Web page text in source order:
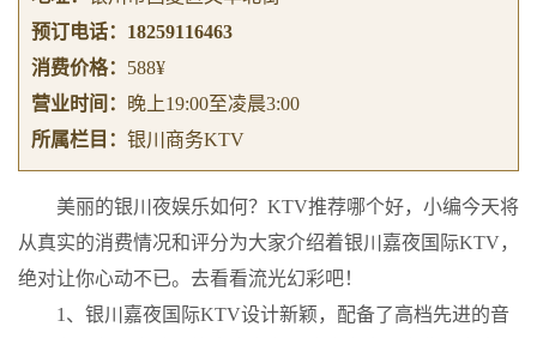
预订电话： 18259116463
消费价格： 588¥
营业时间：
晚上19:00至凌晨3:00
所属栏目： 银川商务KTV
美丽的银川夜娱乐如何？KTV推荐哪个好，小编今天将
从真实的消费情况和评分为大家介绍着银川嘉夜国际KTV，
绝对让你心动不已。去看看流光幻彩吧！
1、银川嘉夜国际KTV设计新颖，配备了高档先进的音